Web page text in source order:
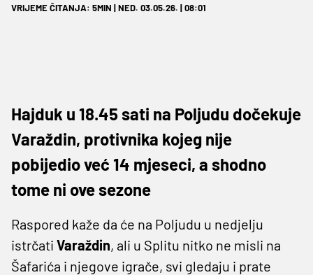
VRIJEME ČITANJA: 5MIN | NED. 03.05.26. | 08:01
Hajduk u 18.45 sati na Poljudu dočekuje
Varaždin, protivnika kojeg nije
pobijedio već 14 mjeseci, a shodno
tome ni ove sezone
Raspored kaže da će na Poljudu u nedjelju
istrčati Varaždin, ali u Splitu nitko ne misli na
Šafarića i njegove igrače, svi gledaju i prate